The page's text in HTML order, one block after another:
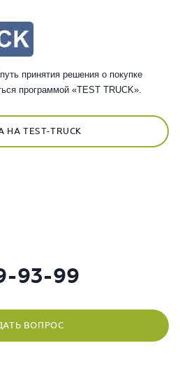
принятия решения о покупке
программой «TEST TRUCK».
НА TEST-TRUCK
93-99
ВОПРОС